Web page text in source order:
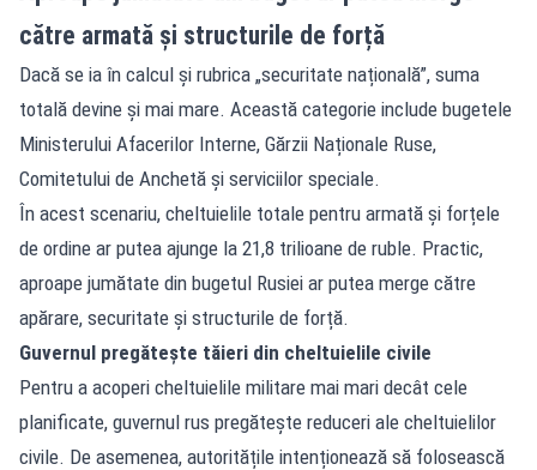
către armată și structurile de forță
Dacă se ia în calcul și rubrica „securitate națională”, suma
totală devine și mai mare. Această categorie include bugetele
Ministerului Afacerilor Interne, Gărzii Naționale Ruse,
Comitetului de Anchetă și serviciilor speciale.
În acest scenariu, cheltuielile totale pentru armată și forțele
de ordine ar putea ajunge la 21,8 trilioane de ruble. Practic,
aproape jumătate din bugetul Rusiei ar putea merge către
apărare, securitate și structurile de forță.
Guvernul pregătește tăieri din cheltuielile civile
Pentru a acoperi cheltuielile militare mai mari decât cele
planificate, guvernul rus pregătește reduceri ale cheltuielilor
civile. De asemenea, autoritățile intenționează să folosească